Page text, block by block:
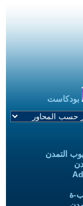
بودكاست
التمدن
ة